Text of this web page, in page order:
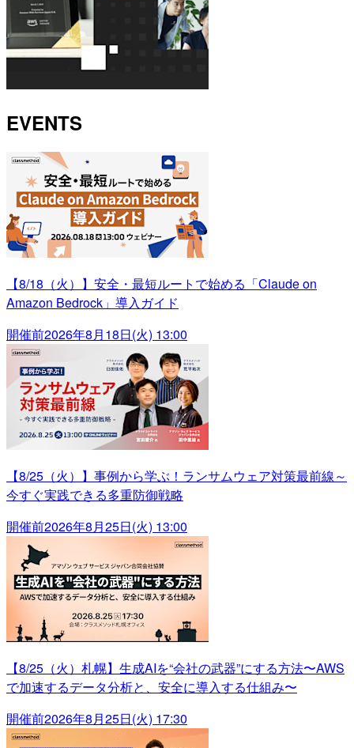
EVENTS
【8/18（火）】安全・最短ルートで始める「Claude on
Amazon Bedrock」導入ガイド
開催前2026年8月18日(火) 13:00
【8/25（火）】事例から学ぶ！ランサムウェア対策最前線～
今すぐ実践できる多重防御戦略
開催前2026年8月25日(火) 13:00
【8/25（火）札幌】生成AIを“会社の武器”にする方法〜AWS
で加速するデータ分析と、安全に導入する仕組み〜
開催前2026年8月25日(火) 17:30